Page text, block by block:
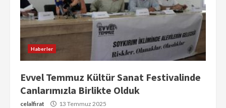
Haberler
Evvel Temmuz Kültür Sanat Festivalinde
Canlarımızla Birlikte Olduk
celalfirat 13 Temmuz 2025